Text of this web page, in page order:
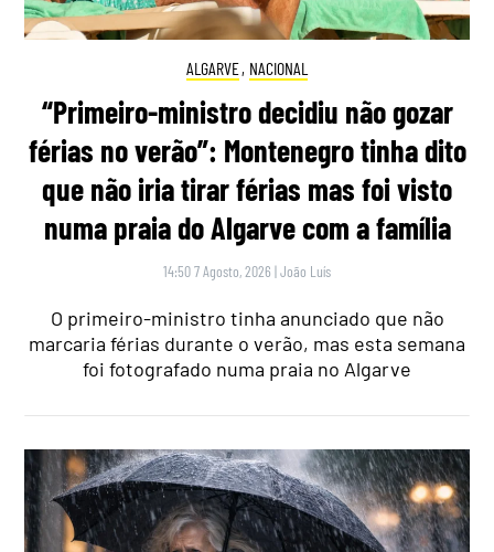
ALGARVE, NACIONAL
“Primeiro-ministro decidiu não gozar
férias no verão”: Montenegro tinha dito
que não iria tirar férias mas foi visto
numa praia do Algarve com a família
14:50 7 Agosto, 2026 |João Luís
O primeiro-ministro tinha anunciado que não
marcaria férias durante o verão, mas esta semana
foi fotografado numa praia no Algarve